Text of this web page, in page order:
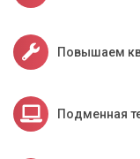
Повышаем
Подменная